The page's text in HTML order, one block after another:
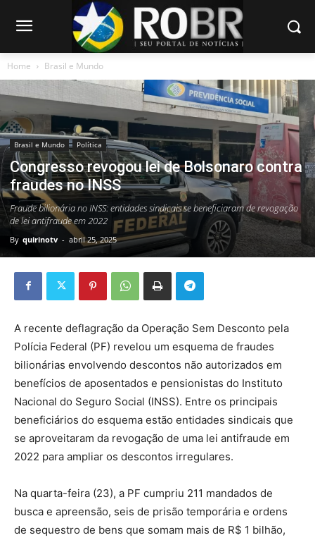
Home Brasil e Mundo
Brasil e Mundo Política
Congresso revogou lei de Bolsonaro contra
fraudes no INSS
Fraude bilionária no INSS: entidades sindicais se beneficiaram de revogação
de lei antifraude em 2022
By quirinotv - abril 25, 2025
A recente deflagração da Operação Sem Desconto pela
Polícia Federal (PF) revelou um esquema de fraudes
bilionárias envolvendo descontos não autorizados em
benefícios de aposentados e pensionistas do Instituto
Nacional do Seguro Social (INSS). Entre os principais
beneficiários do esquema estão entidades sindicais que
se aproveitaram da revogação de uma lei antifraude em
2022 para ampliar os descontos irregulares.
Na quarta-feira (23), a PF cumpriu 211 mandados de
busca e apreensão, seis de prisão temporária e ordens
de sequestro de bens que somam mais de R$ 1 bilhão,